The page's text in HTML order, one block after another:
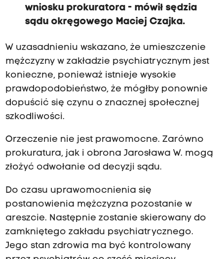
wniosku prokuratora - mówił sędzia
sądu okręgowego Maciej Czajka.
W uzasadnieniu wskazano, że umieszczenie
mężczyzny w zakładzie psychiatrycznym jest
konieczne, ponieważ istnieje wysokie
prawdopodobieństwo, że mógłby ponownie
dopuścić się czynu o znacznej społecznej
szkodliwości.
Orzeczenie nie jest prawomocne. Zarówno
prokuratura, jak i obrona Jarosława W. mogą
złożyć odwołanie od decyzji sądu.
Do czasu uprawomocnienia się
postanowienia mężczyzna pozostanie w
areszcie. Następnie zostanie skierowany do
zamkniętego zakładu psychiatrycznego.
Jego stan zdrowia ma być kontrolowany